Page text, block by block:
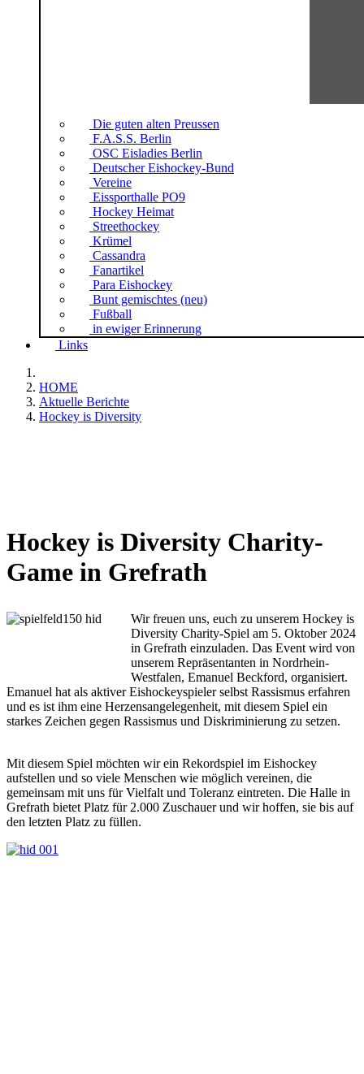
Die guten alten Preussen
F.A.S.S. Berlin
OSC Eisladies Berlin
Deutscher Eishockey-Bund
Vereine
Eissporthalle PO9
Hockey Heimat
Streethockey
Krümel
Cassandra
Fanartikel
Para Eishockey
Bunt gemischtes (neu)
Fußball
in ewiger Erinnerung
Links
HOME
Aktuelle Berichte
Hockey is Diversity
Hockey is Diversity Charity-
Game in Grefrath
Wir freuen uns, euch zu unserem Hockey is
Diversity Charity-Spiel am 5. Oktober 2024
in Grefrath einzuladen. Das Event wird von
unserem Repräsentanten in Nordrhein-
Westfalen, Emanuel Beckford, organisiert.
Emanuel hat als aktiver Eishockeyspieler selbst Rassismus erfahren
und es ist ihm eine Herzensangelegenheit, mit diesem Spiel ein
starkes Zeichen gegen Rassismus und Diskriminierung zu setzen.
Mit diesem Spiel möchten wir ein Rekordspiel im Eishockey
aufstellen und so viele Menschen wie möglich vereinen, die
gemeinsam mit uns für Vielfalt und Toleranz eintreten. Die Halle in
Grefrath bietet Platz für 2.000 Zuschauer und wir hoffen, sie bis auf
den letzten Platz zu füllen.